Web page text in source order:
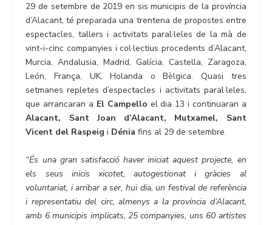
29 de setembre de 2019 en sis municipis de la província
d’Alacant, té preparada una trentena de propostes entre
espectacles, tallers i activitats paral·leles de la mà de
vint-i-cinc companyies i col·lectius procedents d’Alacant,
Murcia, Andalusia, Madrid, Galícia, Castella, Zaragoza,
León, França, UK, Holanda o Bèlgica. Quasi tres
setmanes repletes d’espectacles i activitats paral·leles,
que arrancaran a El Campello el dia 13 i continuaran a
Alacant, Sant Joan d’Alacant, Mutxamel, Sant
Vicent del Raspeigi Dénia fins al 29 de setembre.
“És una gran satisfacció haver iniciat aquest projecte, en
els seus inicis xicotet, autogestionat i gràcies al
voluntariat, i arribar a ser, hui dia, un festival de referència
i representatiu del circ, almenys a la província d’Alacant,
amb 6 municipis implicats, 25 companyies, uns 60 artistes